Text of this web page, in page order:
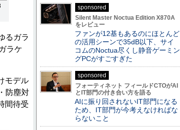
るガラ
ラケ
モデル
防塵対
間待受
sponsored
Silent Master Noctua Edition X870A
をレビュー
ファンが12基もあるのにほとんど
の活用シーンで35dB以下、サイ
コムのNoctua尽くし静音ゲーミン
グPCがすごすぎた
sponsored
フォーティネット フィールドCTOがAI
とIT部門の付き合い方を語る
AIに振り回されないIT部門になる
ため、IT部門が今考えなければな
らないこと